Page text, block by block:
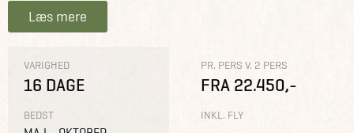
Læs mere
VARIGHED
16 DAGE
BEDST
PR. PERS V. 2 PERS
FRA 22.450,-
INKL. FLY